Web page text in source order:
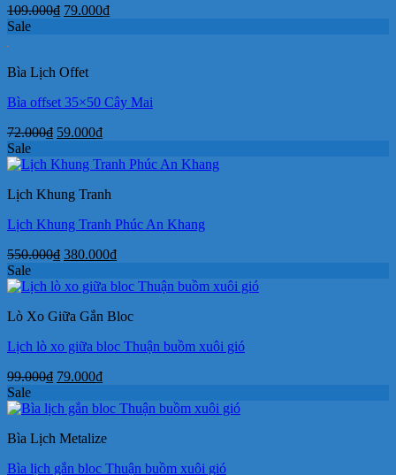
109.000₫ Giá
79.000₫Giá
Sale
Bìa Lịch Offet
Bìa offset 35×50 Cây Mai
72.000₫ Giá
là:
59.000₫Giá
tại
59.000₫.
Sale
Lịch Khung Tranh
Lịch Khung Tranh Phúc An Khang
550.000₫ Giá
là:
380.000₫Giá
tại
380.000₫.
Sale
Lò Xo Giữa Gắn Bloc
Lịch lò xo giữa bloc Thuận buồm xuôi gió
99.000₫ Giá
là:
79.000₫Giá
tại
79.000₫.
Sale
Bìa Lịch Metalize
Bìa lịch gắn bloc Thuận buồm xuôi gió